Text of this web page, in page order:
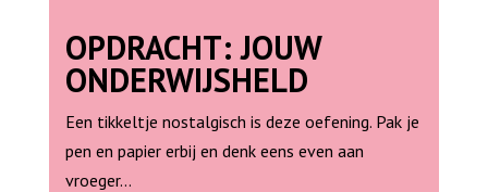
OPDRACHT: JOUW
ONDERWIJSHELD
Een tikkeltje nostalgisch is deze oefening. Pak je
pen en papier erbij en denk eens even aan
vroeger…